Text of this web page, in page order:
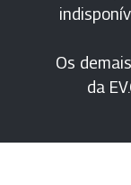
Os
da